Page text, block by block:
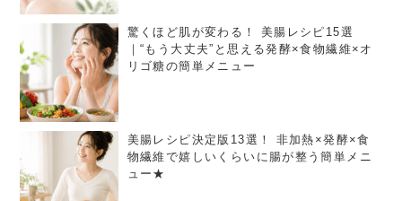
驚くほど肌が変わる！ 美腸レシピ15選
｜“もう大丈夫”と思える発酵×食物繊維×オ
リゴ糖の簡単メニュー
美腸レシピ決定版13選！ 非加熱×発酵×食
物繊維で嬉しいくらいに腸が整う簡単メニ
ュー★